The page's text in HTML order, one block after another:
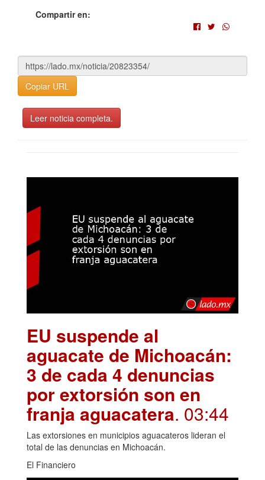
Compartir en:
Copiar URL
Leer noticia completa.
EU suspende al
aguacate de Michoacán:
3 de cada 4 denuncias
por extorsión son en
franja aguacatera. 03:44
Las extorsiones en municipios aguacateros lideran el
total de las denuncias en Michoacán.
El Financiero